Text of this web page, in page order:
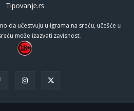
Tipovanje.rs
da učestvuju u igrama na sreću, učešće u
može izazvati zavisnost.